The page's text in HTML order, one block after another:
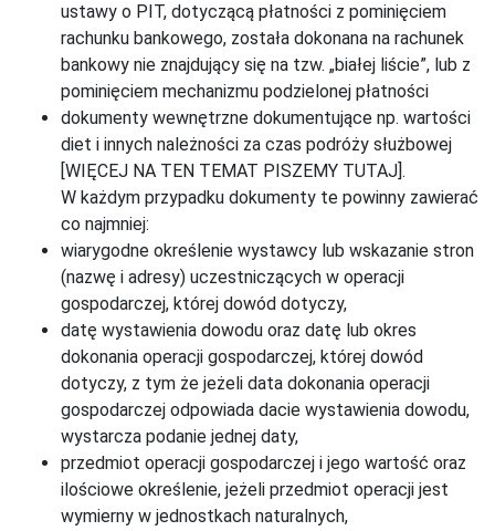
ustawy o PIT, dotyczącą płatności z pominięciem
rachunku bankowego, została dokonana na rachunek
bankowy nie znajdujący się na tzw. „białej liście”, lub z
pominięciem mechanizmu podzielonej płatności
dokumenty wewnętrzne dokumentujące np. wartości
diet i innych należności za czas podróży służbowej
[WIĘCEJ NA TEN TEMAT PISZEMY TUTAJ].
W każdym przypadku dokumenty te powinny zawierać
co najmniej:
wiarygodne określenie wystawcy lub wskazanie stron
(nazwę i adresy) uczestniczących w operacji
gospodarczej, której dowód dotyczy,
datę wystawienia dowodu oraz datę lub okres
dokonania operacji gospodarczej, której dowód
dotyczy, z tym że jeżeli data dokonania operacji
gospodarczej odpowiada dacie wystawienia dowodu,
wystarcza podanie jednej daty,
przedmiot operacji gospodarczej i jego wartość oraz
ilościowe określenie, jeżeli przedmiot operacji jest
wymierny w jednostkach naturalnych,